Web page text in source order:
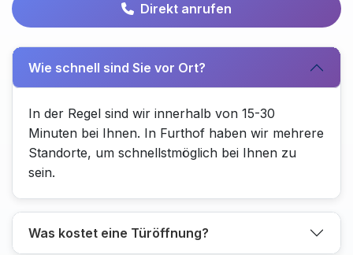
Direkt anrufen
Wie schnell sind Sie vor Ort?
In der Regel sind wir innerhalb von 15-30
Minuten bei Ihnen. In Furthof haben wir mehrere
Standorte, um schnellstmöglich bei Ihnen zu
sein.
Was kostet eine Türöffnung?